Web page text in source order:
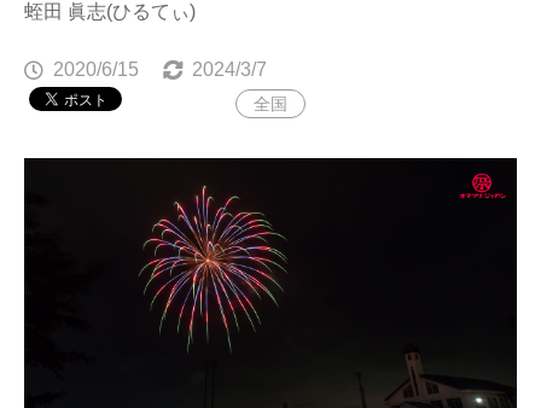
蛭田 眞志(ひるてぃ)
2020/6/15 2024/3/7
全国